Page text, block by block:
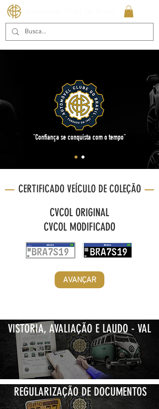
"Confiança se conquista com o tempo"
CERTIFICADO VEÍCULO DE COLEÇÃO
CVCOL ORIGINAL
CVCOL MODIFICADO
AVANÇAR
VISTORIA, AVALIAÇÃO E LAUDO - VAL
REGULARIZAÇÃO DE DOCUMENTOS